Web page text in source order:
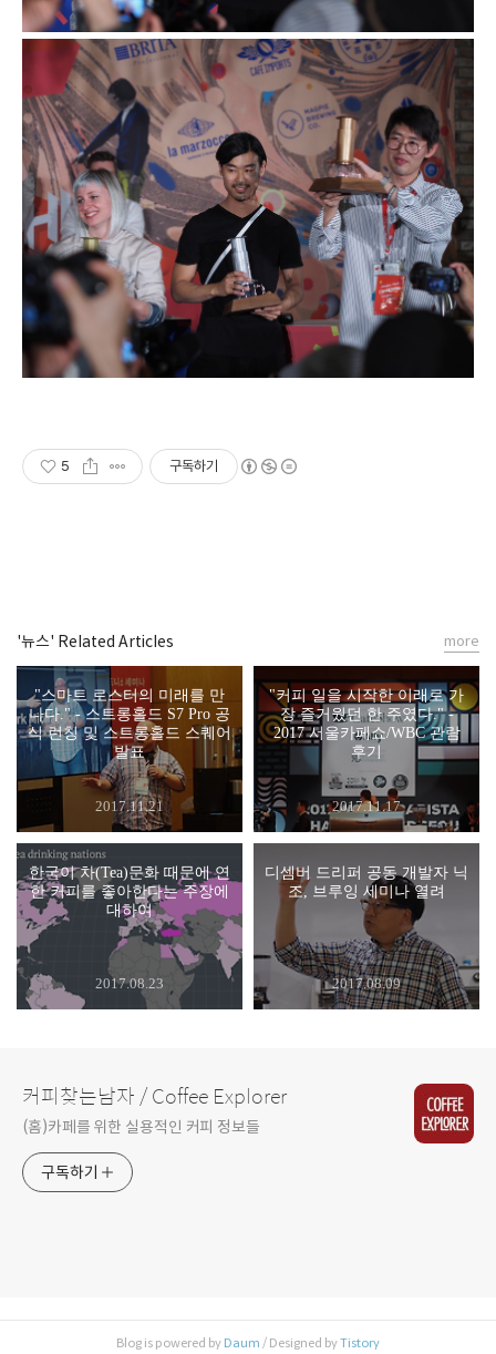
5 구독하기
'뉴스' Related Articles
"스마트 로스터의 미래를 만
나다." - 스트롱홀드 S7 Pro 공
식 런칭 및 스트롱홀드 스퀘어
발표
2017.11.21
"커피 일을 시작한 이래로 가
장 즐거웠던 한 주였다." -
2017 서울카페쇼/WBC 관람
후기
2017.11.17
한국이 차(Tea)문화 때문에 연
한 커피를 좋아한다는 주장에
대하여
2017.08.23
디셈버 드리퍼 공동 개발자 닉
조, 브루잉 세미나 열려
2017.08.09
more
커피찾는남자 / Coffee Explorer
(홈)카페를 위한 실용적인 커피 정보들
구독하기
Blog is powered by Daum / Designed byTistory